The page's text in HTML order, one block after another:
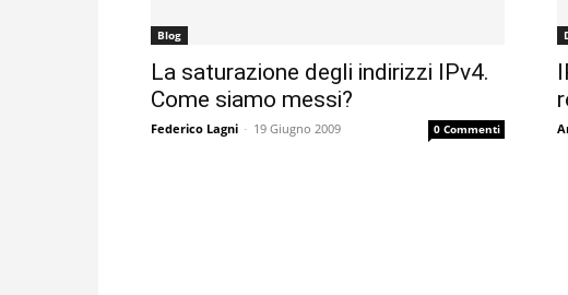
Blog
La saturazione degli indirizzi IPv4.
Come siamo messi?
Federico Lagni - 19 Giugno 2009 0 Commenti